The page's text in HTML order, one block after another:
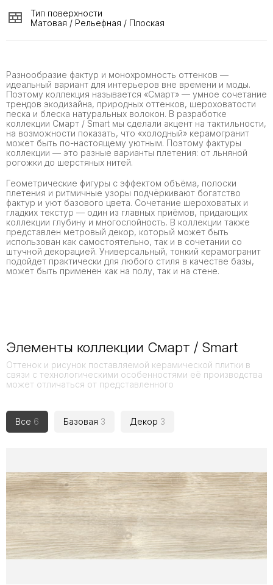
Разнообразие фактур и монохромность оттенков —
идеальный вариант для интерьеров вне времени и моды.
Поэтому коллекция называется «Смарт» — умное сочетание
трендов экодизайна, природных оттенков, шероховатости
песка и блеска натуральных волокон. В разработке
коллекции Смарт / Smart мы сделали акцент на тактильности,
на возможности показать, что «холодный» керамогранит
может быть по-настоящему уютным. Поэтому фактуры
коллекции — это разные варианты плетения: от льняной
рогожки до шерстяных нитей.
Геометрические фигуры с эффектом объёма, полоски
плетения и ритмичные узоры подчёркивают богатство
фактур и уют базового цвета. Сочетание шероховатых и
гладких текстур — один из главных приёмов, придающих
коллекции глубину и многослойность. В коллекции также
представлен метровый декор, который может быть
использован как самостоятельно, так и в сочетании со
штучной декорацией. Универсальный, тонкий керамогранит
подойдет практически для любого стиля в качестве базы,
может быть применен как на полу, так и на стене.
Тип поверхности
Матовая / Рельефная / Плоская
Элементы коллекции Смарт / Smart
Оттенок и рисунок поставляемой керамической плитки в
связи с технологическими особенностями её производства
может отличаться от представленного
Все 6 Базовая 3 Декор 3